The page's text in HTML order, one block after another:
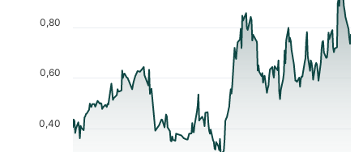
The chart has 1 X axis displaying Time. Data ranges from 2025-
The chart has 1 Y axis displaying values. Data ranges from
0,40
0,60
0,80